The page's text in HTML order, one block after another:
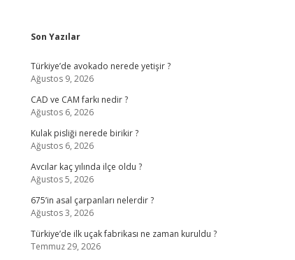
Sidebar
Son Yazılar
Türkiye’de avokado nerede yetişir ?
Ağustos 9, 2026
CAD ve CAM farkı nedir ?
Ağustos 6, 2026
Kulak pisliği nerede birikir ?
Ağustos 6, 2026
Avcılar kaç yılında ilçe oldu ?
Ağustos 5, 2026
675’in asal çarpanları nelerdir ?
Ağustos 3, 2026
Türkiye’de ilk uçak fabrikası ne zaman kuruldu ?
Temmuz 29, 2026